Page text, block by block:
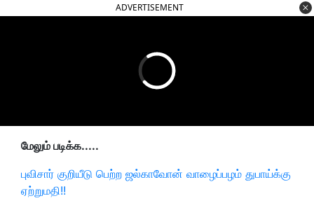
ADVERTISEMENT
மேலும் படிக்க.....
புவிசார் குறியீடு பெற்ற ஜல்காவோன் வாழைப்பழம் துபாய்க்கு
ஏற்றுமதி!!